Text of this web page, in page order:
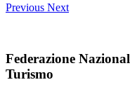
Previous Next
Federazione
Turismo